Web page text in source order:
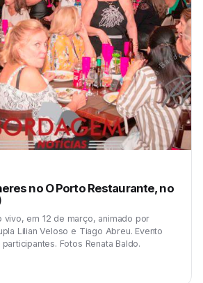
no O Porto Restaurante, no
vivo, em 12 de março, animado por
Lilian Veloso e Tiago Abreu. Evento
Fotos Renata Baldo.